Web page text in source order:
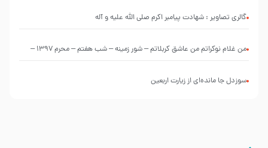
گالری تصاویر : شهادت پیامبر اکرم صلی الله علیه و آله
من غلام نوکراتم من عاشق کربلاتم – شور زمینه – شب هفتم – محرم 1397 –
سوزدل جا مانده‌ای از زیارت اربعین